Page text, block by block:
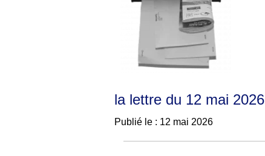
la lettre du 12 mai 2026
Publié le : 12 mai 2026